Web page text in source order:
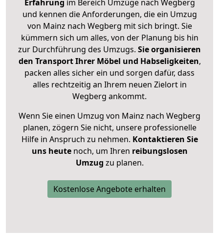
Erfahrung im Bereich Umzüge nach Wegberg
und kennen die Anforderungen, die ein Umzug
von Mainz nach Wegberg mit sich bringt. Sie
kümmern sich um alles, von der Planung bis hin
zur Durchführung des Umzugs. Sie organisieren
den Transport Ihrer Möbel und Habseligkeiten,
packen alles sicher ein und sorgen dafür, dass
alles rechtzeitig an Ihrem neuen Zielort in
Wegberg ankommt.
Wenn Sie einen Umzug von Mainz nach Wegberg
planen, zögern Sie nicht, unsere professionelle
Hilfe in Anspruch zu nehmen. Kontaktieren Sie
uns heutenoch, um Ihren reibungslosen
Umzug zu planen.
Kostenlose Angebote erhalten